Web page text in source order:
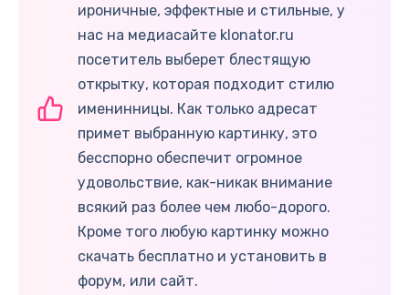
ироничные, эффектные и стильные, у
нас на медиасайте klonator.ru
посетитель выберет блестящую
открытку, которая подходит стилю
именинницы. Как только адресат
примет выбранную картинку, это
бесспорно обеспечит огромное
удовольствие, как-никак внимание
всякий раз более чем любо-дорого.
Кроме того любую картинку можно
скачать бесплатно и установить в
форум, или сайт.